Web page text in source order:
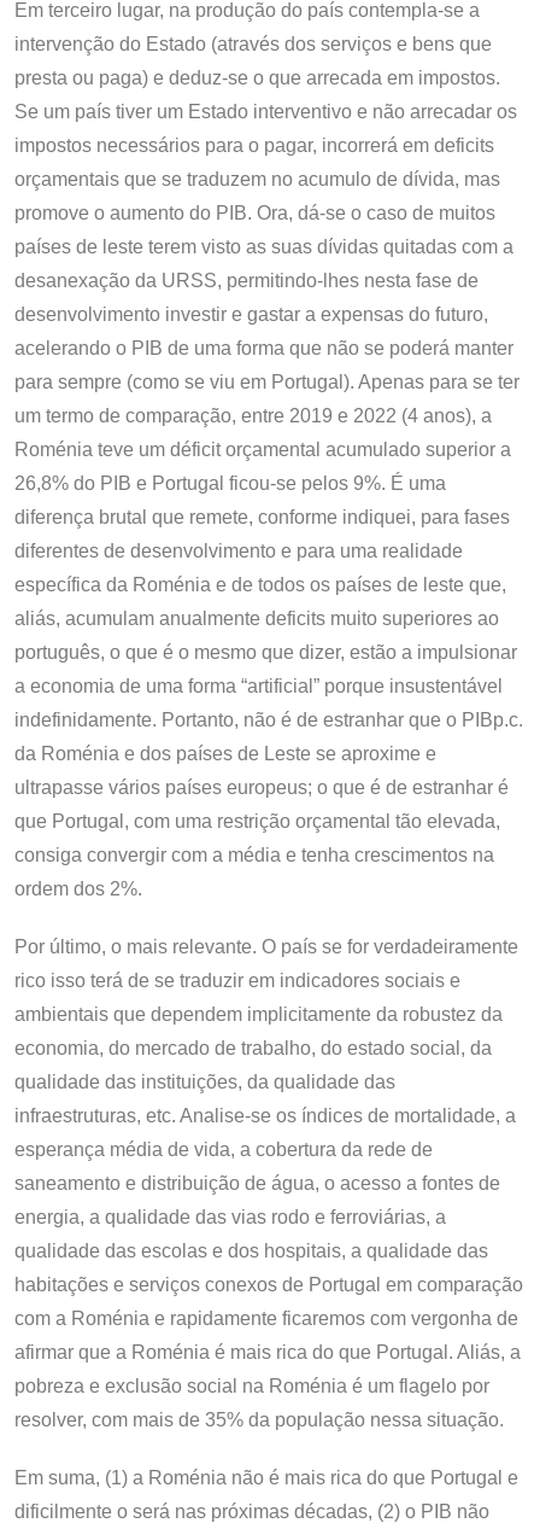
Em terceiro lugar, na produção do país contempla-se a
intervenção do Estado (através dos serviços e bens que
presta ou paga) e deduz-se o que arrecada em impostos.
Se um país tiver um Estado interventivo e não arrecadar os
impostos necessários para o pagar, incorrerá em deficits
orçamentais que se traduzem no acumulo de dívida, mas
promove o aumento do PIB. Ora, dá-se o caso de muitos
países de leste terem visto as suas dívidas quitadas com a
desanexação da URSS, permitindo-lhes nesta fase de
desenvolvimento investir e gastar a expensas do futuro,
acelerando o PIB de uma forma que não se poderá manter
para sempre (como se viu em Portugal). Apenas para se ter
um termo de comparação, entre 2019 e 2022 (4 anos), a
Roménia teve um déficit orçamental acumulado superior a
26,8% do PIB e Portugal ficou-se pelos 9%. É uma
diferença brutal que remete, conforme indiquei, para fases
diferentes de desenvolvimento e para uma realidade
específica da Roménia e de todos os países de leste que,
aliás, acumulam anualmente deficits muito superiores ao
português, o que é o mesmo que dizer, estão a impulsionar
a economia de uma forma “artificial” porque insustentável
indefinidamente. Portanto, não é de estranhar que o PIBp.c.
da Roménia e dos países de Leste se aproxime e
ultrapasse vários países europeus; o que é de estranhar é
que Portugal, com uma restrição orçamental tão elevada,
consiga convergir com a média e tenha crescimentos na
ordem dos 2%.
Por último, o mais relevante. O país se for verdadeiramente
rico isso terá de se traduzir em indicadores sociais e
ambientais que dependem implicitamente da robustez da
economia, do mercado de trabalho, do estado social, da
qualidade das instituições, da qualidade das
infraestruturas, etc. Analise-se os índices de mortalidade, a
esperança média de vida, a cobertura da rede de
saneamento e distribuição de água, o acesso a fontes de
energia, a qualidade das vias rodo e ferroviárias, a
qualidade das escolas e dos hospitais, a qualidade das
habitações e serviços conexos de Portugal em comparação
com a Roménia e rapidamente ficaremos com vergonha de
afirmar que a Roménia é mais rica do que Portugal. Aliás, a
pobreza e exclusão social na Roménia é um flagelo por
resolver, com mais de 35% da população nessa situação.
Em suma, (1) a Roménia não é mais rica do que Portugal e
dificilmente o será nas próximas décadas, (2) o PIB não